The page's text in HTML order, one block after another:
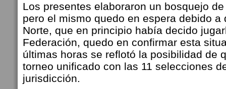
Los presentes elaboraron un bosquejo
pero el mismo quedo en espera debido a
Norte, que en principio había decido
Federación, quedo en confirmar esta
últimas horas se reflotó la posibilidad de
torneo unificado con las 11 selecciones
jurisdicción.